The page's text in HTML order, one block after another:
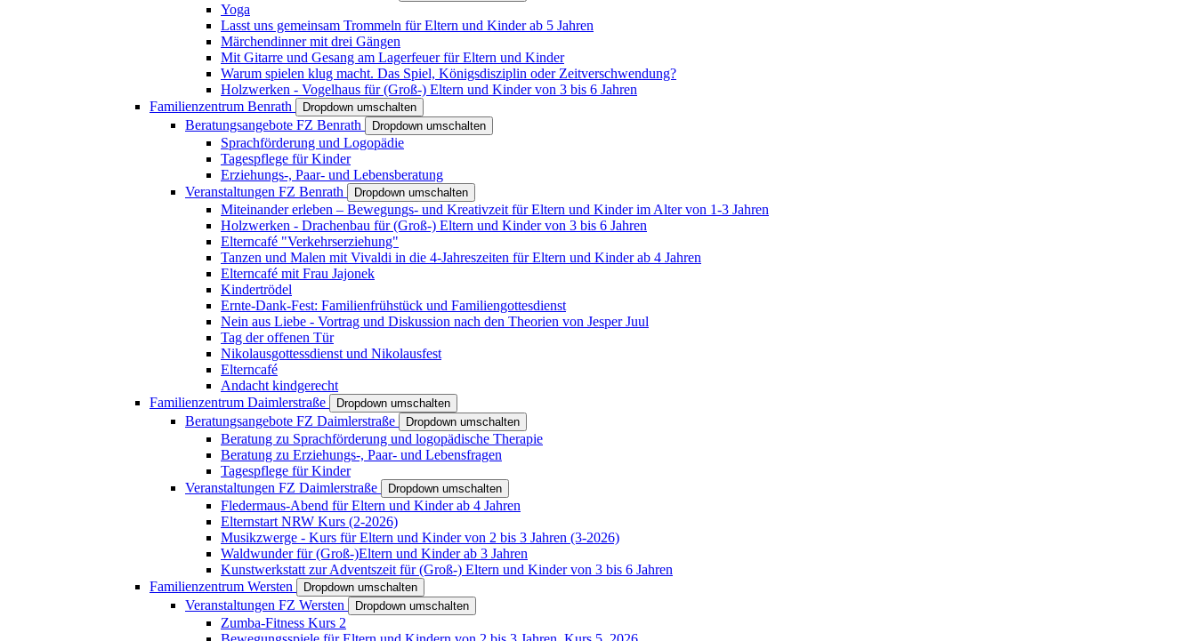
Yoga
Lasst uns gemeinsam Trommeln für Eltern und Kinder ab 5 Jahren
Märchendinner mit drei Gängen
Mit Gitarre und Gesang am Lagerfeuer für Eltern und Kinder
Warum spielen klug macht. Das Spiel, Königsdisziplin oder Zeitverschwendung?
Holzwerken - Vogelhaus für (Groß-) Eltern und Kinder von 3 bis 6 Jahren
Familienzentrum Benrath
Dropdown umschalten
Beratungsangebote FZ Benrath Dropdown umschalten
Sprachförderung und Logopädie
Tagespflege für Kinder
Erziehungs-, Paar- und Lebensberatung
Veranstaltungen FZ Benrath
Dropdown umschalten
Miteinander erleben – Bewegungs- und Kreativzeit für Eltern und Kinder im Alter von 1-3 Jahren
Holzwerken - Drachenbau für (Groß-) Eltern und Kinder von 3 bis 6 Jahren
Elterncafé "Verkehrserziehung"
Tanzen und Malen mit Vivaldi in die 4-Jahreszeiten für Eltern und Kinder ab 4 Jahren
Elterncafé mit Frau Jajonek
Kindertrödel
Ernte-Dank-Fest: Familienfrühstück und Familiengottesdienst
Nein aus Liebe - Vortrag und Diskussion nach den Theorien von Jesper Juul
Tag der offenen Tür
Nikolausgottessdienst und Nikolausfest
Elterncafé
Andacht kindgerecht
Familienzentrum Daimlerstraße
Dropdown umschalten
Beratungsangebote FZ Daimlerstraße Dropdown umschalten
Beratung zu Sprachförderung und logopädische Therapie
Beratung zu Erziehungs-, Paar- und Lebensfragen
Tagespflege für Kinder
Veranstaltungen FZ Daimlerstraße
Dropdown umschalten
Fledermaus-Abend für Eltern und Kinder ab 4 Jahren
Elternstart NRW Kurs (2-2026)
Musikzwerge - Kurs für Eltern und Kinder von 2 bis 3 Jahren (3-2026)
Waldwunder für (Groß-)Eltern und Kinder ab 3 Jahren
Kunstwerkstatt zur Adventszeit für (Groß-) Eltern und Kinder von 3 bis 6 Jahren
Familienzentrum Wersten
Dropdown umschalten
Veranstaltungen FZ Wersten Dropdown umschalten
Zumba-Fitness Kurs 2